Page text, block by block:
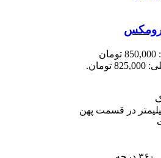
قیمت اصلی: 850,000 تومان